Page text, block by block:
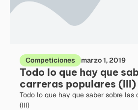
Competiciones marzo 1, 2019
Todo lo que hay que
carreras populares (III)
Todo lo que hay que saber sobre las
(III)